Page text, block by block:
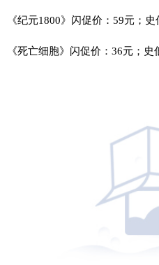
《纪元1800》闪促价：59元；
《死亡细胞》闪促价：36元；史